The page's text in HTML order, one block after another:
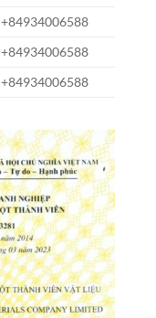
+84934006588
+84934006588
+84934006588